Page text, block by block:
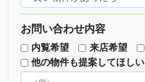
お問い合わせ内容
内覧希望 来店希望
他の物件も提案してほしい